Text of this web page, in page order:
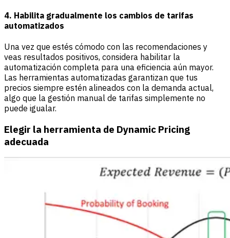
4. Habilita gradualmente los cambios de tarifas
automatizados
Una vez que estés cómodo con las recomendaciones y
veas resultados positivos, considera habilitar la
automatización completa para una eficiencia aún mayor.
Las herramientas automatizadas garantizan que tus
precios siempre estén alineados con la demanda actual,
algo que la gestión manual de tarifas simplemente no
puede igualar.
Elegir la herramienta de Dynamic Pricing
adecuada